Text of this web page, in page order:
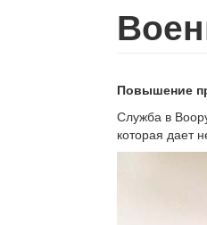
Повышение
Служба в
которая дает